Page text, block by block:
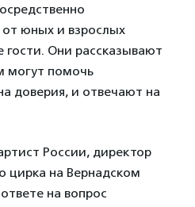
юных и взрослых
гости. Они рассказывают
могут помочь
доверия, и отвечают на
России, директор
цирка на Вернадском
на вопрос